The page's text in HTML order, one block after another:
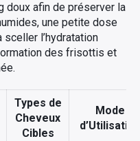
doux afin de préserver la
une petite dose
l’hydratation
des frisottis et
Types de
Cheveux
Cibles
Mode
d’Utilisation